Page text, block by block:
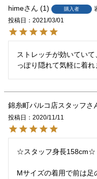
hime 1 購入者
投稿日
2021/03/01
ストレッチが効いてい
っぽり隠れて気軽に着れ
錦糸町パルコ店スタッフ
投稿日
2020/11/11
☆スタッフ身長158cm☆
Mサイズの着用で前は